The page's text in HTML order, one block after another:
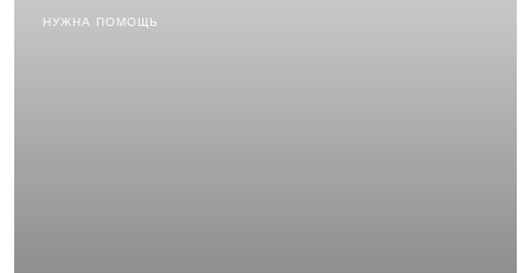
НУЖНА ПОМОЩЬ